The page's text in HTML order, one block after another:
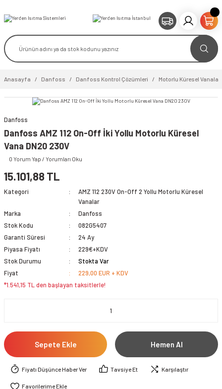
Anasayfa Danfoss Danfoss Kontrol Çözümleri Motorlu Küresel Vanalar
video izle
Danfoss
Danfoss AMZ 112 On-Off İki Yollu Motorlu Küresel
Vana DN20 230V
0 Yorum Yap / Yorumları Oku
15.101,88 TL
Kategori
AMZ 112 230V On-Off 2 Yollu Motorlu Küresel
Vanalar
Marka
Danfoss
Stok Kodu
082G5407
Garanti Süresi
24 Ay
Piyasa Fiyatı
229€+KDV
Stok Durumu
Stokta Var
Fiyat
229,00 EUR + KDV
*1.541,15 TL den başlayan taksitlerle!
Sepete Ekle Hemen Al
Fiyatı Düşünce Haber Ver Tavsiye Et Karşılaştır